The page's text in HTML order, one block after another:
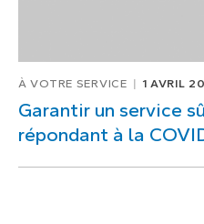
À VOTRE SERVICE 1 AVRIL
Garantir un service
répondant à la